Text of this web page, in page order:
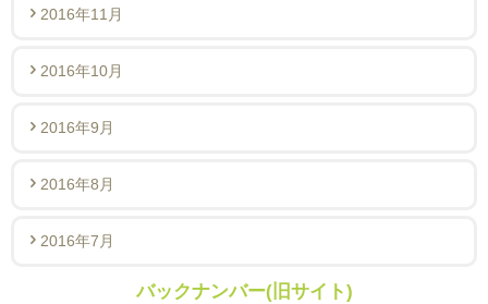
2016年11月
2016年10月
2016年9月
2016年8月
2016年7月
バックナンバー(旧サイト)